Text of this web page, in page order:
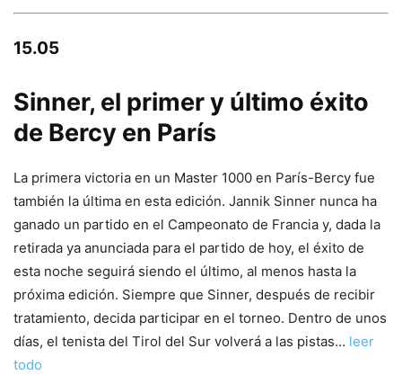
15.05
Sinner, el primer y último éxito
de Bercy en París
La primera victoria en un Master 1000 en París-Bercy fue
también la última en esta edición. Jannik Sinner nunca ha
ganado un partido en el Campeonato de Francia y, dada la
retirada ya anunciada para el partido de hoy, el éxito de
esta noche seguirá siendo el último, al menos hasta la
próxima edición. Siempre que Sinner, después de recibir
tratamiento, decida participar en el torneo. Dentro de unos
días, el tenista del Tirol del Sur volverá a las pistas… leer
todo